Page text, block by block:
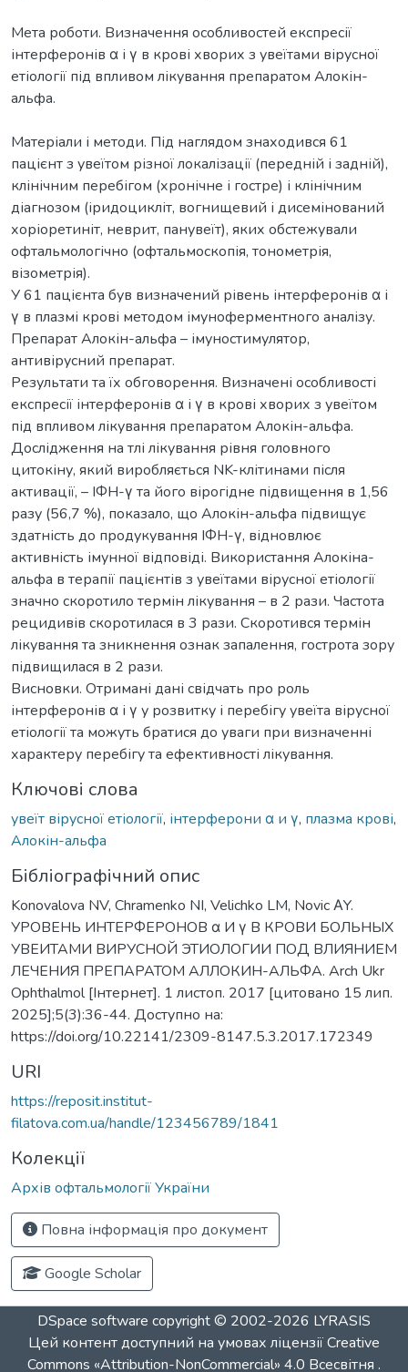
Мета роботи. Визначення особливостей експресії
інтерферонів α і γ в крові хворих з увеїтами вірусної
етіології під впливом лікування препаратом Алокін-
альфа.
Матеріали і методи. Під наглядом знаходився 61
пацієнт з увеїтом різної локалізації (передній і задній),
клінічним перебігом (хронічне і гостре) і клінічним
діагнозом (іридоцикліт, вогнищевий і дисемінований
хоріоретиніт, неврит, панувеїт), яких обстежували
офтальмологічно (офтальмоскопія, тонометрія,
візометрія).
У 61 пацієнта був визначений рівень інтерферонів α і
γ в плазмі крові методом імуноферментного аналізу.
Препарат Алокін-альфа – імуностимулятор,
антивірусний препарат.
Результати та їх обговорення. Визначені особливості
експресії інтерферонів α і γ в крові хворих з увеїтом
під впливом лікування препаратом Алокін-альфа.
Дослідження на тлі лікування рівня головного
цитокіну, який виробляється NK-клітинами після
активації, – IФН-γ та його вірогідне підвищення в 1,56
разу (56,7 %), показало, що Алокін-альфа підвищує
здатність до продукування IФН-γ, відновлює
активність імунної відповіді. Використання Алокіна-
альфа в терапії пацієнтів з увеїтами вірусної етіології
значно скоротило термін лікування – в 2 рази. Частота
рецидивів скоротилася в 3 рази. Скоротився термін
лікування та зникнення ознак запалення, гострота зору
підвищилася в 2 рази.
Висновки. Отримані дані свідчать про роль
інтерферонів α і γ у розвитку і перебігу увеїта вірусної
етіології та можуть братися до уваги при визначенні
характеру перебігу та ефективності лікування.
Ключові слова
увеїт вірусної етіології, інтерферони α и γ, плазма крові,
Алокін-альфа
Бібліографічний опис
Konovalova NV, Chramenko NI, Velichko LM, Novic ΑY.
УРОВЕНЬ ИНТЕРФЕРОНОВ α И γ В КРОВИ БОЛЬНЫХ
УВЕИТАМИ ВИРУСНОЙ ЭТИОЛОГИИ ПОД ВЛИЯНИЕМ
ЛЕЧЕНИЯ ПРЕПАРАТОМ АЛЛОКИН-АЛЬФА. Arch Ukr
Ophthalmol [Інтернет]. 1 листоп. 2017 [цитовано 15 лип.
2025];5(3):36-44. Доступно на:
https://doi.org/10.22141/2309-8147.5.3.2017.172349
URI
https://reposit.institut-
filatova.com.ua/handle/123456789/1841
Колекції
Архів офтальмології України
Повна інформація про документ
Google Scholar
DSpace software copyright © 2002-2026 LYRASIS
Цей контент доступний на умовах ліцензіїCreative
Commons «Attribution-NonCommercial» 4.0 Всесвітня .